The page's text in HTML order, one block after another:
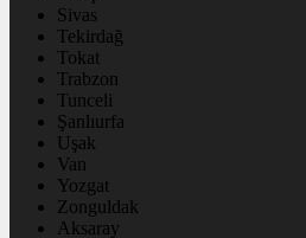
Sivas
Tekirdağ
Tokat
Trabzon
Tunceli
Şanlıurfa
Uşak
Van
Yozgat
Zonguldak
Aksaray